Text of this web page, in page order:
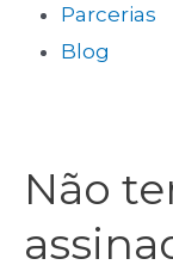
Parcerias
Blog
Não